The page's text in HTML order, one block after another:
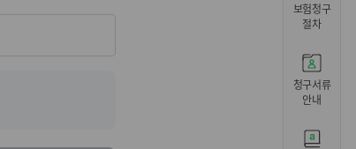
보험청구
절차
청구서류
안내